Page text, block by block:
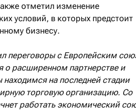
отметил изменение
условий, в которых предстоит
бизнесу.
переговоры с Европейским
о расширенном партнерстве и
на последней стадии
торговую организацию. Со
работать экономический